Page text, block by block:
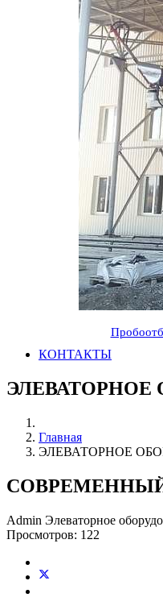
КОНТАКТЫ
ЭЛЕВАТОРНОЕ
Главная
ЭЛЕВАТОРНОЕ
Admin Элеваторное
Просмотров: 122